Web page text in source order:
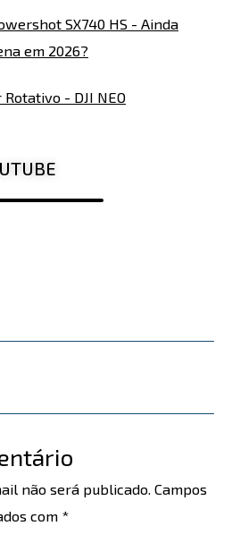
SX740 HS - Ainda
em 2026?
não será publicado. Campos
com *